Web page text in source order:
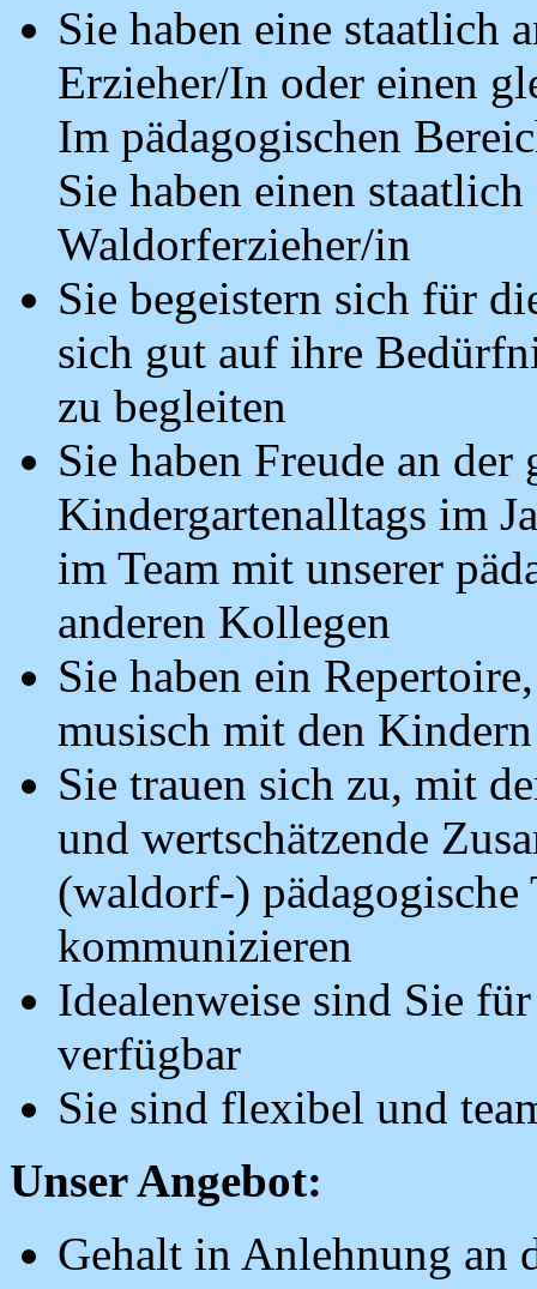
Sie haben eine staatlich
Erzieher/In oder einen
Im pädagogischen
Sie haben einen
Waldorferzieher/in
Sie begeistern sich für
sich gut auf ihre
zu begleiten
Sie haben Freude an der
Kindergartenalltags im
im Team mit unserer
anderen Kollegen
Sie haben ein
musisch mit den
Sie trauen sich zu, mit
und wertschätzende
(waldorf-)
kommunizieren
Idealenweise sind Sie
verfügbar
Sie sind flexibel und
Unser Angebot:
Gehalt in Anlehnung an